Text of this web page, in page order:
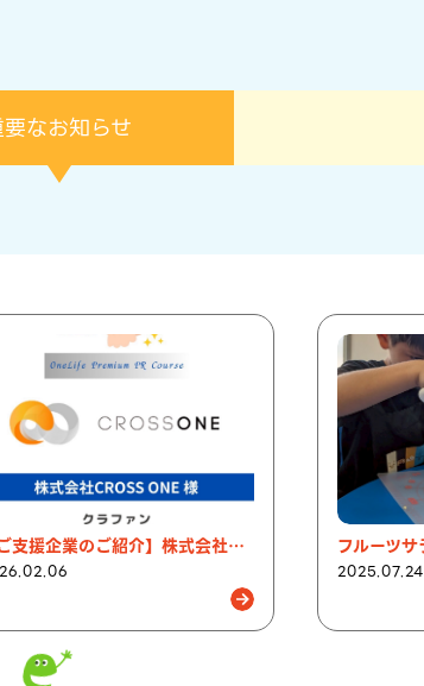
なお知らせ
【ご支援企業のご紹介】株式会社CROSS ONE様
2025.07.24